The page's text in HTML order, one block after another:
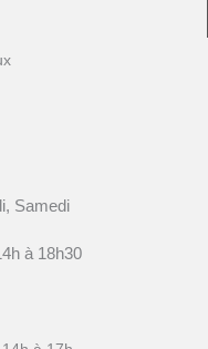
Samedi
à 18h30